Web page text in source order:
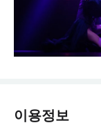
이용정보